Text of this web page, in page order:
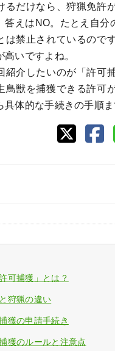
るだけなら、狩猟免許
答えはNO。たとえ自
は禁止されているので
高いですよね。
紹介したいのが「許可
鳥獣を捕獲できる許可
具体的な手続きの手順
可捕獲」とは？
狩猟の違い
獲の申請手続き
獲のルールと注意点